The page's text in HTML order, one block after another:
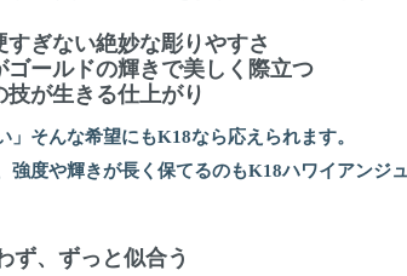
すぎない絶妙な彫りやすさ
ゴールドの輝きで美しく際立つ
技が生きる仕上がり
」そんな希望にもK18なら応えられます。
強度や輝きが長く保てるのもK18ハワイアンジ
、ずっと似合う